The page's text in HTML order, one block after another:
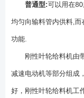
普通型:可以用在
均匀向输料管内供料,
功能.
刚性叶轮给料机由带
减速电动机等部分组成
好，刚性叶轮给料机工